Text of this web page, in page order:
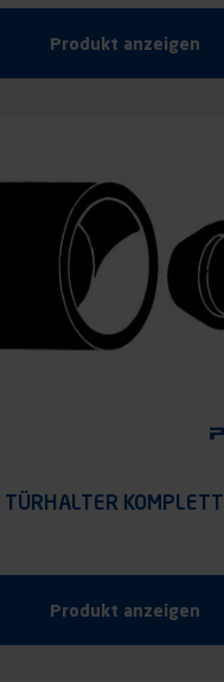
Produkt anzeigen
TÜRHALTER KOMPLETT
Produkt anzeigen